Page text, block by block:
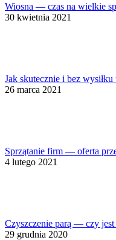
Wiosna — czas na wielkie
30 kwietnia 2021
Jak skutecznie i bez
26 marca 2021
Sprzątanie firm — oferta
4 lutego 2021
Czyszczenie parą — czy jest
29 grudnia 2020